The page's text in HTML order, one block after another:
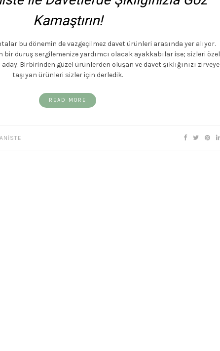
Kamaştırın!
bu dönemin de vazgeçilmez davet ürünleri arasında yer alıyor.
bir duruş sergilemenize yardımcı olacak ayakkabılar ise; sizleri özel
Birbirinden güzel ürünlerden oluşan ve davet şıklığınızı zirveye
taşıyan ürünleri sizler için derledik.
READ MORE